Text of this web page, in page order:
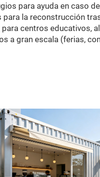
para ayuda en caso
la reconstrucción
centros educativos,
a gran escala (ferias,